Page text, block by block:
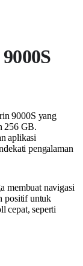
9000S yang
256 GB.
aplikasi
pengalaman
membuat navigasi
positif untuk
cepat, seperti